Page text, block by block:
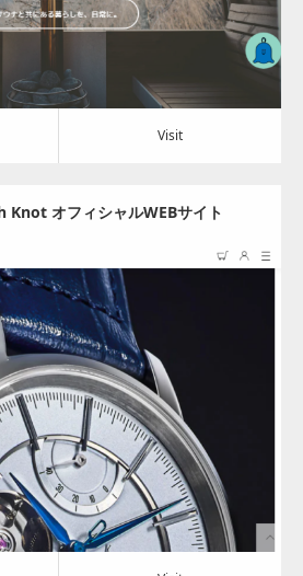
Visit
Knot オフィシャルWEBサイト
Update:2024.02.27
Category:その他